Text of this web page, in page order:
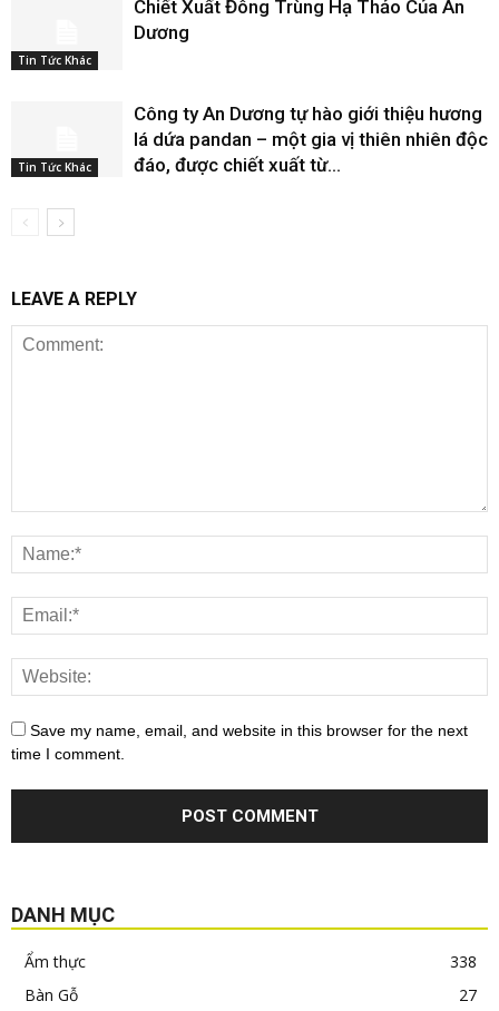
Tin Tức Khác
Chiết Xuất Đông Trùng Hạ Thảo Của An
Dương
Tin Tức Khác
Công ty An Dương tự hào giới thiệu hương
lá dứa pandan – một gia vị thiên nhiên độc
đáo, được chiết xuất từ...
LEAVE A REPLY
Save my name, email, and website in this browser for the next
time I comment.
DANH MỤC
Ẩm thực
338
Bàn Gỗ
27